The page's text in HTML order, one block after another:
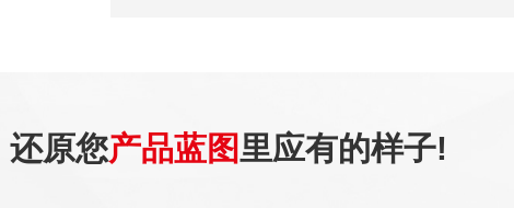
还原您产品蓝图里应有的样子!